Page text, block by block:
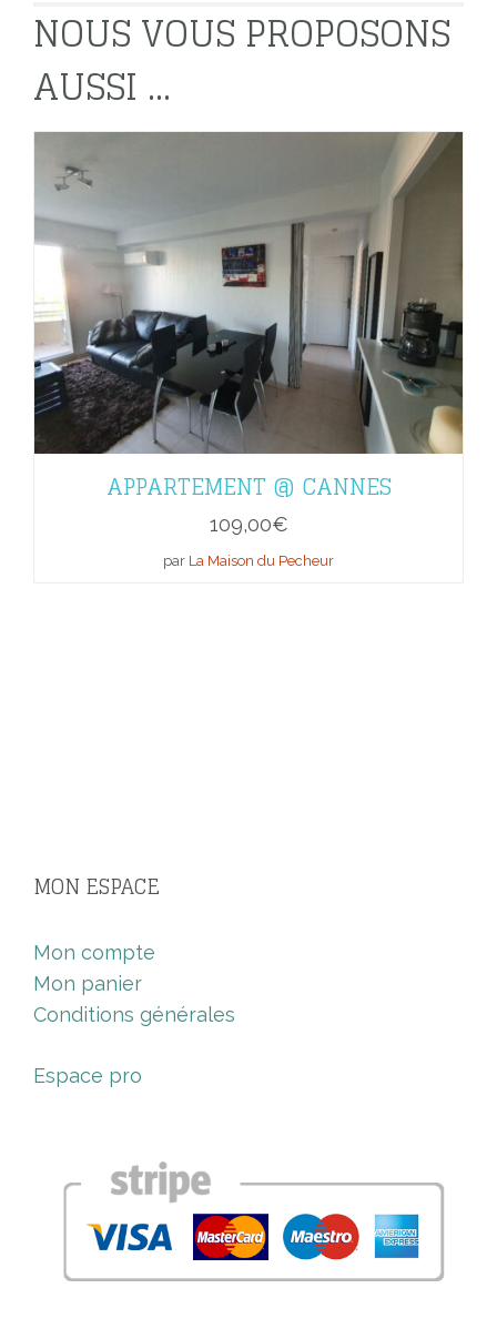
NOUS VOUS PROPOSONS
AUSSI ...
APPARTEMENT @ CANNES
109,00€
par La Maison du Pecheur
MON ESPACE
Mon compte
Mon panier
Conditions générales
Espace pro